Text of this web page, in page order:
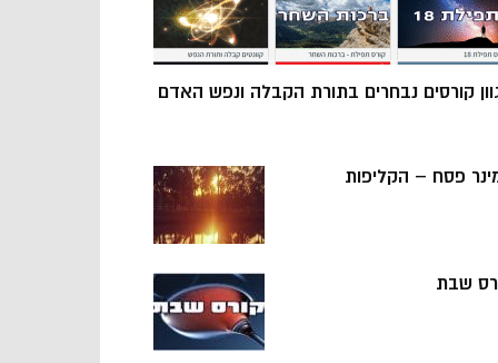
קורסים נבחרים בתורת הקבלה ונפש האדם
פסח – הקליפות
שבת